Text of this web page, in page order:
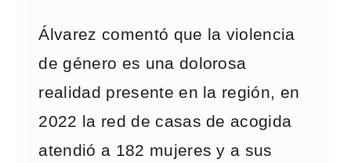
Álvarez comentó que la violencia
de género es una dolorosa
realidad presente en la región, en
2022 la red de casas de acogida
atendió a 182 mujeres y a sus